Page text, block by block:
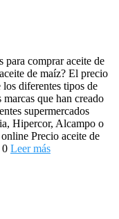
para comprar aceite de
de maíz? El precio
los diferentes tipos de
que han creado
supermercados
Hipercor, Alcampo o
Precio aceite de
0 Leer más